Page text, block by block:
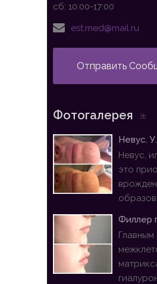
сб: 10:00-17:00
est.med@mail.ru
Отправить
Фотогалерея
Невус.
Невус,
это
Филлер